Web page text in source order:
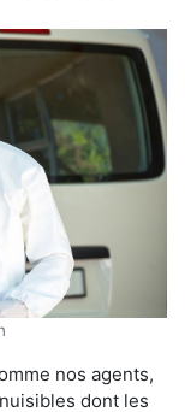
nos agents,
dont les